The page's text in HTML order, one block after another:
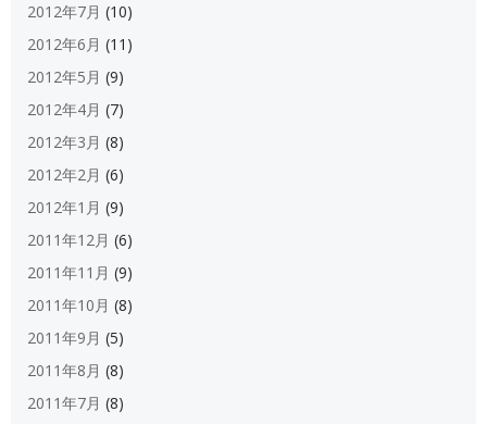
2012年7月 (10)
2012年6月 (11)
2012年5月 (9)
2012年4月 (7)
2012年3月 (8)
2012年2月 (6)
2012年1月 (9)
2011年12月 (6)
2011年11月 (9)
2011年10月 (8)
2011年9月 (5)
2011年8月 (8)
2011年7月 (8)